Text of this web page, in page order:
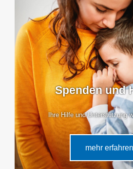
Spenden und
Ihre Hilfe und Unterstützung
mehr erfahren